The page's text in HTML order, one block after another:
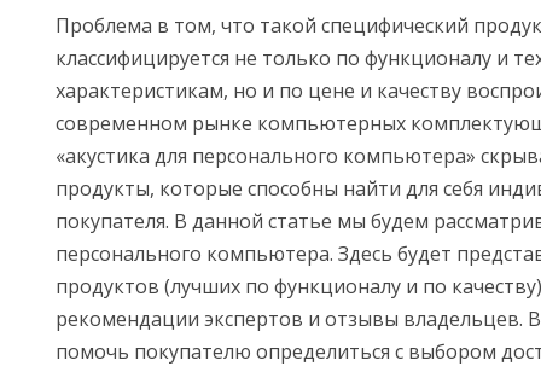
Проблема в том, что такой специфический
классифицируется не только по функционалу и
характеристикам, но и по цене и качеству
современном рынке компьютерных
«акустика для персонального компьютера»
продукты, которые способны найти для себя
покупателя. В данной статье мы будем
персонального компьютера. Здесь будет
продуктов (лучших по функционалу и по
рекомендации экспертов и отзывы владельцев.
помочь покупателю определиться с выбором